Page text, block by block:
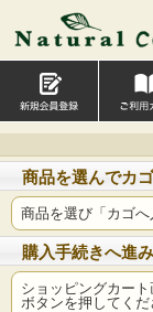
商品を選んでカ
商品を選び「カゴへ
購入手続きへ進
ショッピングカー
ボタンを押してくだ